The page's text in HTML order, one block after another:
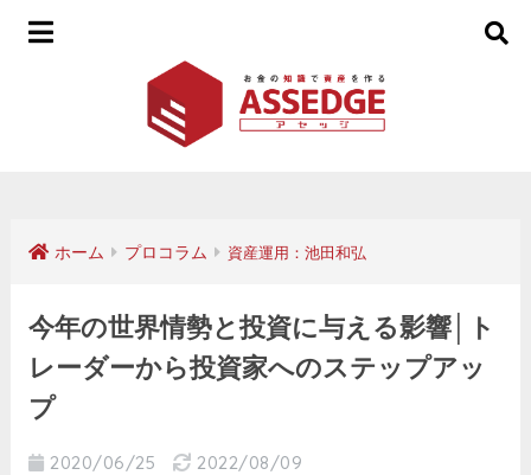
ホーム プロコラム 資産運用：池田和弘
今年の世界情勢と投資に与える影響│ト
レーダーから投資家へのステップアッ
プ
2020/06/25 2022/08/09